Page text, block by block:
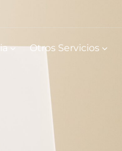
Otros Servicios